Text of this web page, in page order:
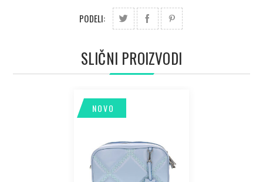
PODELI:
SLIČNI PROIZVODI
NOVO